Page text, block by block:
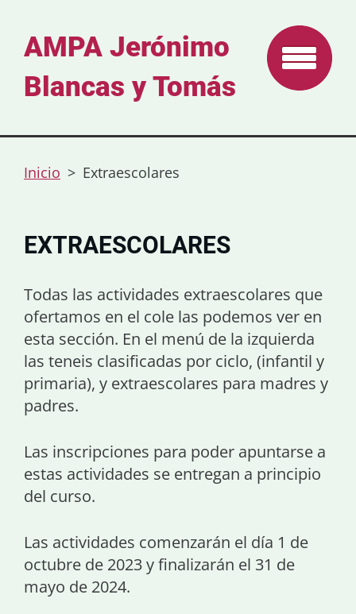
AMPA Jerónimo
Blancas y Tomás
Inicio > Extraescolares
EXTRAESCOLARES
Todas las actividades extraescolares que
ofertamos en el cole las podemos ver en
esta sección. En el menú de la izquierda
las teneis clasificadas por ciclo, (infantil y
primaria), y extraescolares para madres y
padres.
Las inscripciones para poder apuntarse a
estas actividades se entregan a principio
del curso.
Las actividades comenzarán el día 1 de
octubre de 2023 y finalizarán el 31 de
mayo de 2024.